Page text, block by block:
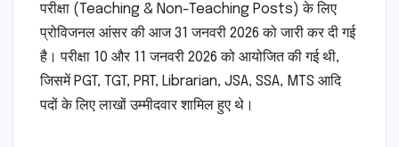
परीक्षा (Teaching & Non-Teaching Posts) के लिए
प्रोविजनल आंसर की आज 31 जनवरी 2026 को जारी कर दी गई
है। परीक्षा 10 और 11 जनवरी 2026 को आयोजित की गई थी,
जिसमें PGT, TGT, PRT, Librarian, JSA, SSA, MTS आदि
पदों के लिए लाखों उम्मीदवार शामिल हुए थे।